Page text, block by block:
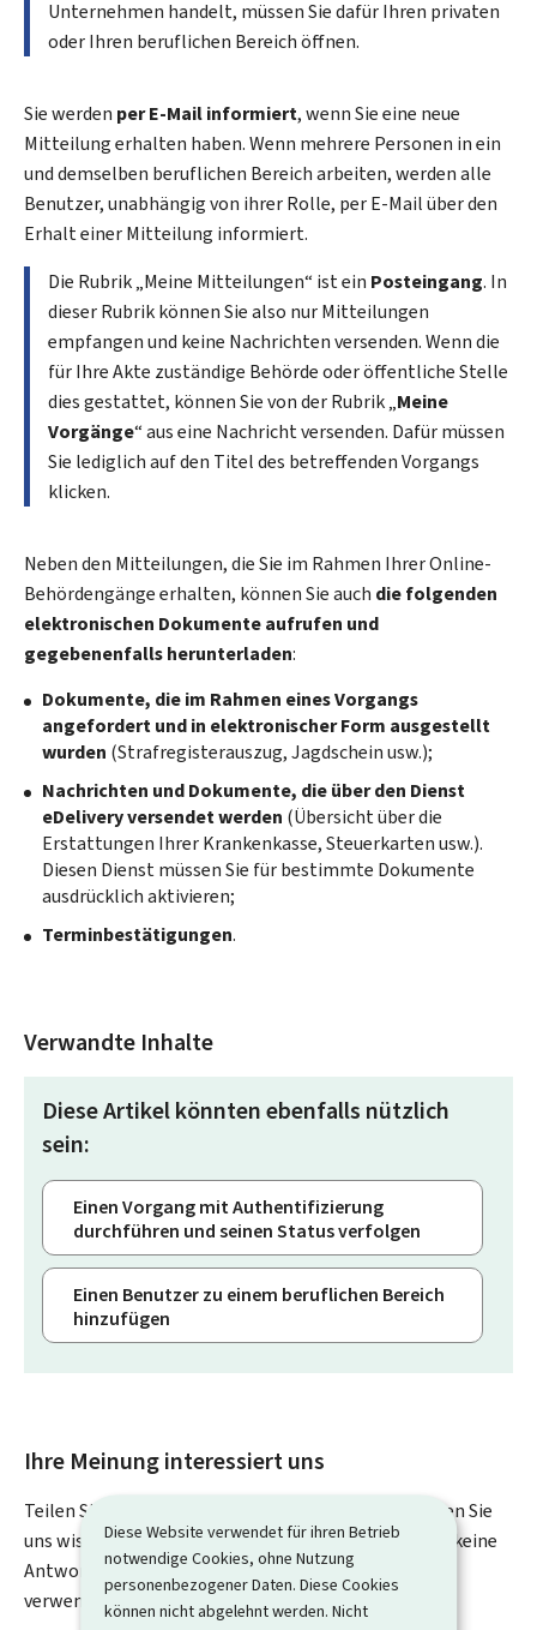
Diese Website verwendet für ihren Betrieb
notwendige Cookies, ohne Nutzung
personenbezogener Daten. Diese Cookies
können nicht abgelehnt werden. Nicht
Unternehmen handelt, müssen Sie dafür Ihren privaten
oder Ihren beruflichen Bereich öffnen.
Sie werden per E-Mail informiert, wenn Sie eine neue
Mitteilung erhalten haben. Wenn mehrere Personen in ein
und demselben beruflichen Bereich arbeiten, werden alle
Benutzer, unabhängig von ihrer Rolle, per E-Mail über den
Erhalt einer Mitteilung informiert.
Die Rubrik „Meine Mitteilungen“ ist ein Posteingang. In
dieser Rubrik können Sie also nur Mitteilungen
empfangen und keine Nachrichten versenden. Wenn die
für Ihre Akte zuständige Behörde oder öffentliche Stelle
dies gestattet, können Sie von der Rubrik „Meine
Vorgänge“ aus eine Nachricht versenden. Dafür müssen
Sie lediglich auf den Titel des betreffenden Vorgangs
klicken.
Neben den Mitteilungen, die Sie im Rahmen Ihrer Online-
Behördengänge erhalten, können Sie auch die folgenden
elektronischen Dokumente aufrufen und
gegebenenfalls herunterladen:
Dokumente, die im Rahmen eines Vorgangs
angefordert und in elektronischer Form ausgestellt
wurden (Strafregisterauszug, Jagdschein usw.);
Nachrichten und Dokumente, die über den Dienst
eDeliveryversendet werden (Übersicht über die
Erstattungen Ihrer Krankenkasse, Steuerkarten usw.).
Diesen Dienst müssen Sie für bestimmte Dokumente
ausdrücklich aktivieren;
Terminbestätigungen.
Verwandte Inhalte
Diese Artikel könnten ebenfalls nützlich
sein:
Einen Vorgang mit Authentifizierung
durchführen und seinen Status verfolgen
Einen Benutzer zu einem beruflichen Bereich
hinzufügen
Ihre Meinung interessiert uns
Teilen Sie uns Ihre Meinung zu dieser Seite mit. Lassen Sie
uns wissen, was wir verbessern können. Sie erhalten keine
Antwort auf Ihr Feedback. Für spezifische Fragen
verwenden Sie bitte das Kontaktformular.